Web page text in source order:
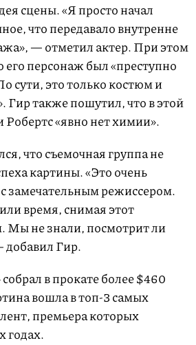
сцены. «Я просто начал
что передавало внутренне
— отметил актер. При этом
его персонаж был «преступно
сути, это только костюм и
Гир также пошутил, что в этой
«явно нет химии».
что съемочная группа не
картины. «Это очень
замечательным режиссером.
время, снимая этот
не знали, посмотрит ли
добавил Гир.
в прокате более $460
вошла в топ-3 самых
премьера которых
годах.